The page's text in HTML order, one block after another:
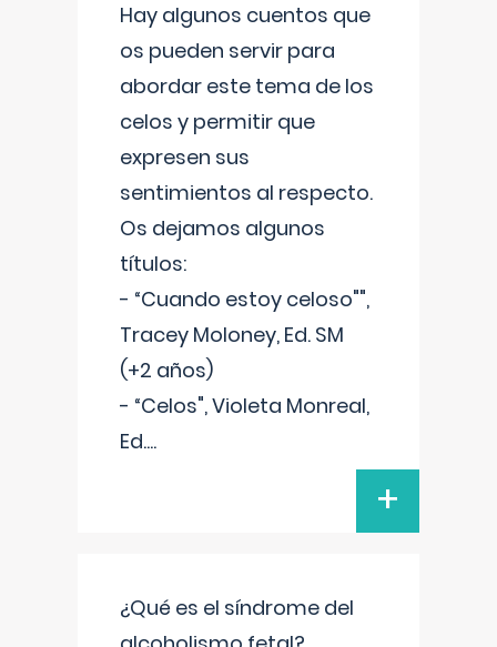
Hay algunos cuentos que
os pueden servir para
abordar este tema de los
celos y permitir que
expresen sus
sentimientos al respecto.
Os dejamos algunos
títulos:
- “Cuando estoy celoso"",
Tracey Moloney, Ed. SM
(+2 años)
- “Celos", Violeta Monreal,
Ed....
+
¿Qué es el síndrome del